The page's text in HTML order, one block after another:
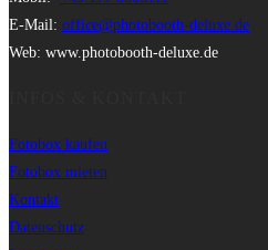
E-Mail: office@photobooth-deluxe.de
Web: www.photobooth-deluxe.de
Fotobox kaufen
Fotobox mieten
Kontakt
Datenschutz